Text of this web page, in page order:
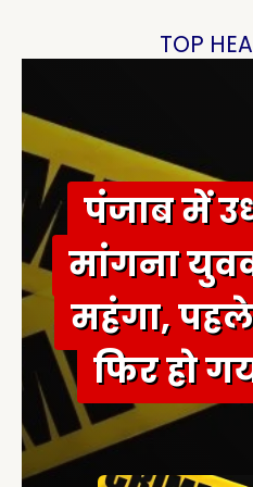
r
:
TOP
पंजाब में
मांगना
महंगा,
फिर हो